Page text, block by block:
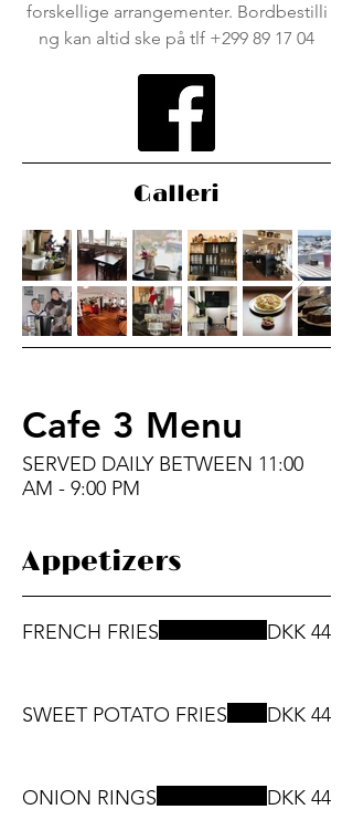
forskellige arrangementer. Bordbestilli
ng kan altid ske på tlf +299 89 17 04
Galleri
Cafe 3 Menu
SERVED DAILY BETWEEN 11:00
AM - 9:00 PM
Appetizers
FRENCH FRIES DKK 44
SWEET POTATO FRIES DKK 44
ONION RINGS DKK 44